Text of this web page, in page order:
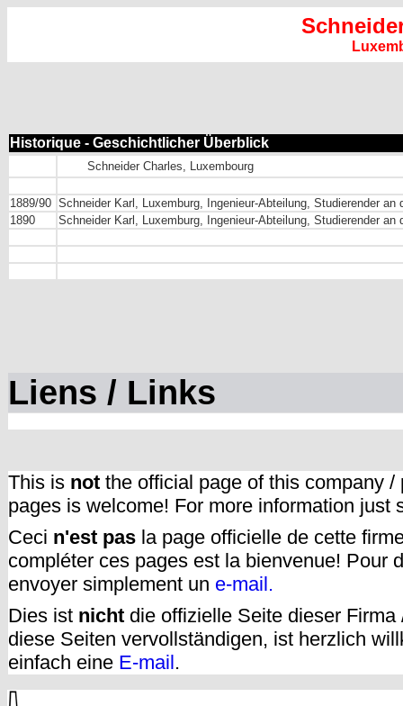
Historique - Geschichtlicher Überblick
Schneider Charles, Luxembourg
1889/90 Schneider Karl, Luxemburg, Ingenieur-Abteilung, Studierender an
1890
Schneider Karl, Luxemburg, Ingenieur-Abteilung, Studierender an
Liens / Links
This is not the official page of this company
pages is welcome! For more information just
Ceci n'est pas la page officielle de cette
compléter ces pages est la bienvenue! Pour
envoyer simplement un e-mail.
Dies ist nicht die offizielle Seite dieser
diese Seiten vervollständigen, ist herzlich
einfach eine E-mail .